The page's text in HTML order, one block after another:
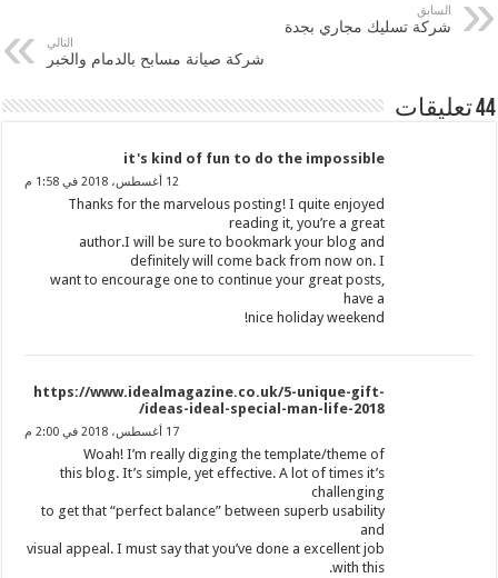
السابق
شركة تسليك مجاري بجدة
التالي
شركة صيانة مسابح بالدمام والخبر
44 تعليقات
it's kind of fun to do the impossible
12 أغسطس، 2018 في 1:58 م
Thanks for the marvelous posting! I quite enjoyed
reading it, you’re a great
author.I will be sure to bookmark your blog and
definitely will come back from now on. I
want to encourage one to continue your great posts,
have a
nice holiday weekend!
https://www.idealmagazine.co.uk/5-unique-gift-
ideas-ideal-special-man-life-2018/
17 أغسطس، 2018 في 2:00 م
Woah! I’m really digging the template/theme of
this blog. It’s simple, yet effective. A lot of times it’s
challenging
to get that “perfect balance” between superb usability
and
visual appeal. I must say that you’ve done a excellent job
with this.